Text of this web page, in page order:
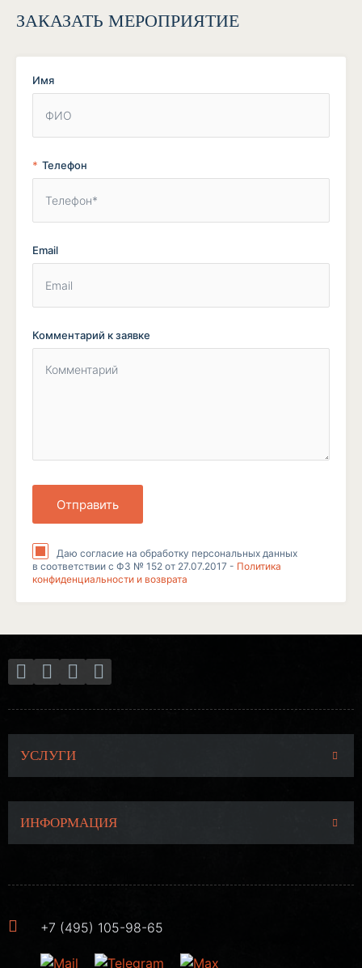
ЗАКАЗАТЬ МЕРОПРИЯТИЕ
Имя
Телефон
Email
Комментарий к заявке
Отправить
Даю согласие на обработку персональных данных
в соответствии с ФЗ № 152 от 27.07.2017 - Политика
конфиденциальности и возврата
УСЛУГИ
ИНФОРМАЦИЯ
+7 (495) 105-98-65